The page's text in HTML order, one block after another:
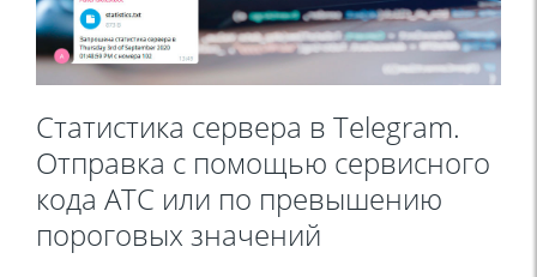
Статистика сервера в Telegram.
Отправка с помощью сервисного
кода АТС или по превышению
пороговых значений